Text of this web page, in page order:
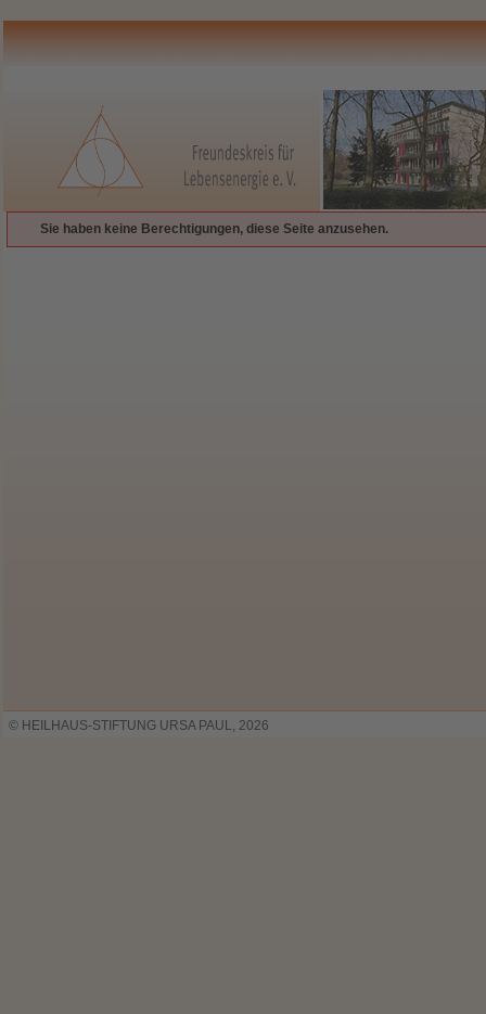
Sie haben keine Berechtigungen, diese Seite anzusehen.
© HEILHAUS-STIFTUNG URSA PAUL, 2026